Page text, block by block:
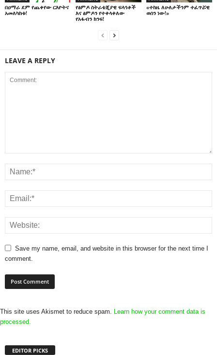
በዐማራ ደም የጨቀየው ርእዮትና
አመለካከቱ!
የፅምዶ ስትራቴጂያዊ ፍላጎቶች
እና ፅምዶን የተቀላቀለው
የአፋብን ክንፍ!
«ተከዜ ለሁለታችንም ተፈጥሯዊ
ወሰን ነው!»
LEAVE A REPLY
Save my name, email, and website in this browser for the next time I
comment.
This site uses Akismet to reduce spam. Learn how your comment data is
processed.
EDITOR PICKS